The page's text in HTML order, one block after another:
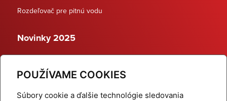
POUŽÍVAME COOKIES
Súbory cookie a ďalšie technológie sledovania
Rozdeľovač pre pitnú vodu
Novinky 2025
Dynamické termostatické ventily